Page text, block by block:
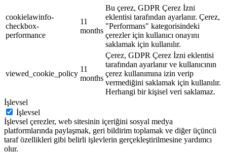
cookielawinfo-
checkbox-
performance
11
months
Bu çerez, GDPR Çerez İzni
eklentisi tarafından ayarlanır. Çerez,
"Performans" kategorisindeki
çerezler için kullanıcı onayını
saklamak için kullanılır.
viewed_cookie_policy
11
months
Çerez, GDPR Çerez İzni eklentisi
tarafından ayarlanır ve kullanıcının
çerez kullanımına izin verip
vermediğini saklamak için kullanılır.
Herhangi bir kişisel veri saklamaz.
İşlevsel
İşlevsel
İşlevsel çerezler, web sitesinin içeriğini sosyal medya
platformlarında paylaşmak, geri bildirim toplamak ve diğer üçüncü
taraf özellikleri gibi belirli işlevlerin gerçekleştirilmesine yardımcı
olur.